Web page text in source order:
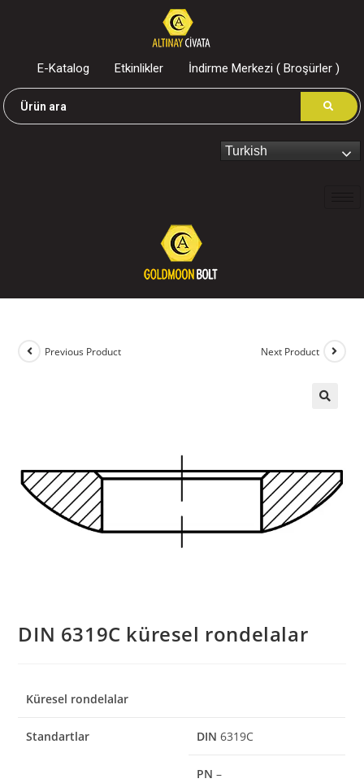
E-Katalog Etkinlikler İndirme Merkezi ( Broşürler )
Turkish
Previous Product Next Product
DIN 6319C küresel rondelalar
Küresel rondelalar
Standartlar DIN 6319C
PN –